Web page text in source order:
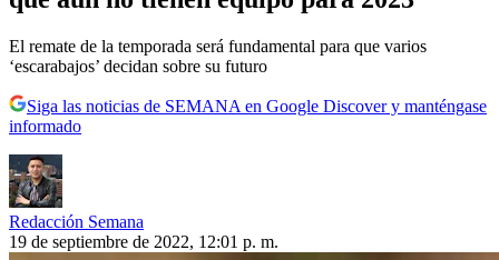
El remate de la temporada será fundamental para que varios
‘escarabajos’ decidan sobre su futuro
Siga las noticias de SEMANA en Google Discover y manténgase
informado
Redacción Semana
19 de septiembre de 2022, 12:01 p. m.